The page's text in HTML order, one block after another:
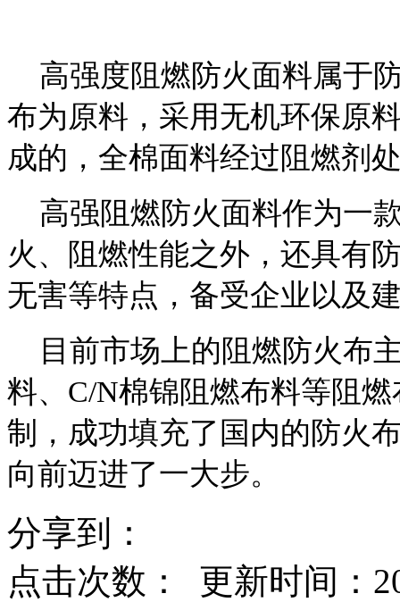
高强度阻燃防火面料属于
布为原料，采用无机环保原
成的，全棉面料经过阻燃剂
高强阻燃防火面料作为一
火、阻燃性能之外，还具有
无害等特点，备受企业以及
目前市场上的阻燃防火布
料、C/N棉锦阻燃布料等阻
制，成功填充了国内的防火
向前迈进了一大步。
分享到：
点击次数：
更新时间：